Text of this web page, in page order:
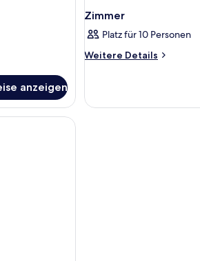
anzeigen
Zimmer
Platz für 10 Personen
Weitere Details
Weitere